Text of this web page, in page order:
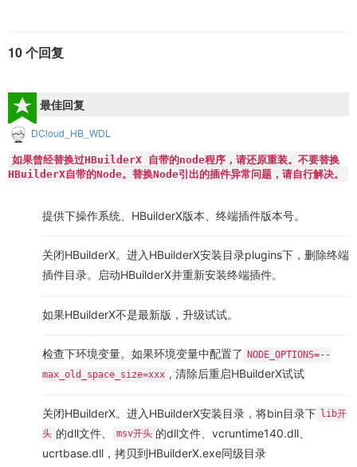
10 个回复
最佳回复
DCloud_HB_WDL
如果曾经替换过HBuilderX 自带的node程序，请还原重装。不要替换
HBuilderX自带的Node。替换Node引出的插件异常问题，请自行解决。
提供下操作系统、HBuilderX版本、终端插件版本号。
关闭HBuilderX。进入HBuilderX安装目录plugins下，删除终端
插件目录。启动HBuilderX并重新安装终端插件。
如果HBuilderX不是最新版，升级试试。
检查下环境变量。如果环境变量中配置了
NODE_OPTIONS=--
max_old_space_size=xxx , 清除后重启HBuilderX试试
关闭HBuilderX。进入HBuilderX安装目录，将bin目录下 lib开
头 的dll文件、 msv开头 的dll文件、vcruntime140.dll、
ucrtbase.dll，拷贝到HBuilderX.exe同级目录